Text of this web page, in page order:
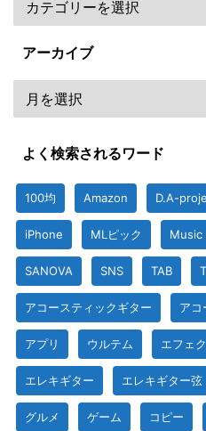
アーカイブ
よく検索されるワード
100均 Amazon D.A-
iPhone MLピック Music
SANOVA SNS TAB
アコースティックギター アコ
アプリ ウルテム エフェ
エレキギター エレキギター弦
グルメ ゲーム コピー